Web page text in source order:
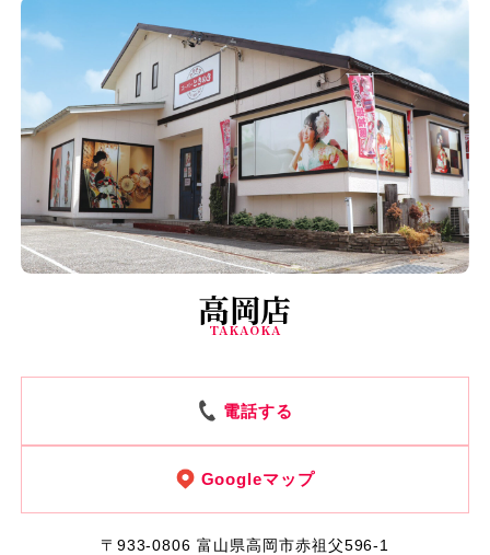
高岡店
TAKAOKA
電話する
Googleマップ
〒933-0806 富山県高岡市赤祖父596-1